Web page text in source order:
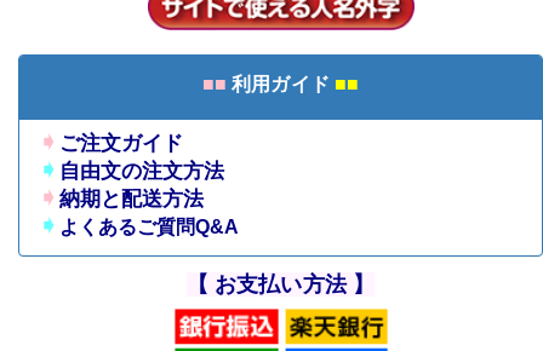
■■利用ガイド ■■
➧ ご注文ガイド
➧ 自由文の注文方法
➧納期と配送方法
➧ よくあるご質問Q&A
【 お支払い方法 】